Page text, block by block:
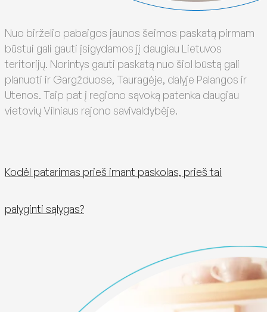
Nuo birželio pabaigos jaunos šeimos paskatą pirmam
būstui gali gauti įsigydamos jį daugiau Lietuvos
teritorijų. Norintys gauti paskatą nuo šiol būstą gali
planuoti ir Gargžduose, Tauragėje, dalyje Palangos ir
Utenos. Taip pat į regiono sąvoką patenka daugiau
vietovių Vilniaus rajono savivaldybėje.
Kodėl patarimas prieš imant paskolas, prieš tai
palyginti sąlygas?